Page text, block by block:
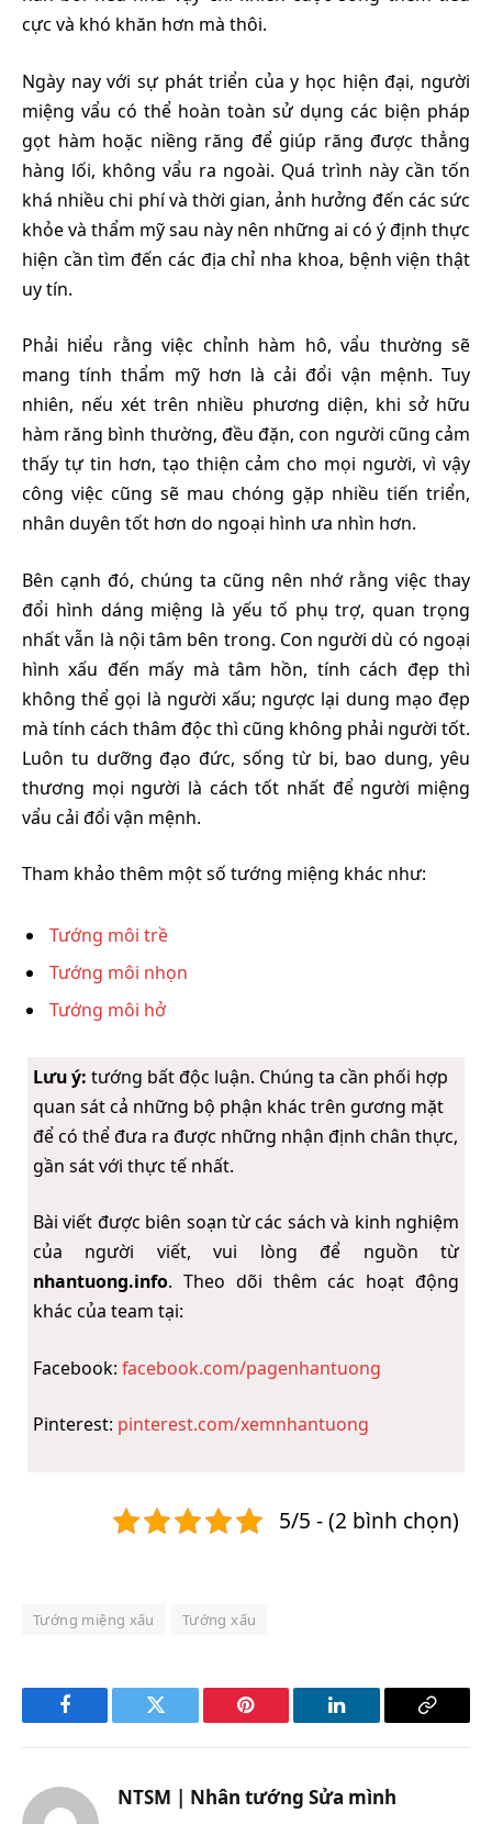
cực và khó khăn hơn mà thôi.
Ngày nay với sự phát triển của y học hiện đại, người
miệng vẩu có thể hoàn toàn sử dụng các biện pháp
gọt hàm hoặc niềng răng để giúp răng được thẳng
hàng lối, không vẩu ra ngoài. Quá trình này cần tốn
khá nhiều chi phí và thời gian, ảnh hưởng đến các sức
khỏe và thẩm mỹ sau này nên những ai có ý định thực
hiện cần tìm đến các địa chỉ nha khoa, bệnh viện thật
uy tín.
Phải hiểu rằng việc chỉnh hàm hô, vẩu thường sẽ
mang tính thẩm mỹ hơn là cải đổi vận mệnh. Tuy
nhiên, nếu xét trên nhiều phương diện, khi sở hữu
hàm răng bình thường, đều đặn, con người cũng cảm
thấy tự tin hơn, tạo thiện cảm cho mọi người, vì vậy
công việc cũng sẽ mau chóng gặp nhiều tiến triển,
nhân duyên tốt hơn do ngoại hình ưa nhìn hơn.
Bên cạnh đó, chúng ta cũng nên nhớ rằng việc thay
đổi hình dáng miệng là yếu tố phụ trợ, quan trọng
nhất vẫn là nội tâm bên trong. Con người dù có ngoại
hình xấu đến mấy mà tâm hồn, tính cách đẹp thì
không thể gọi là người xấu; ngược lại dung mạo đẹp
mà tính cách thâm độc thì cũng không phải người tốt.
Luôn tu dưỡng đạo đức, sống từ bi, bao dung, yêu
thương mọi người là cách tốt nhất để người miệng
vẩu cải đổi vận mệnh.
Tham khảo thêm một số tướng miệng khác như:
Tướng môi trề
Tướng môi nhọn
Tướng môi hở
Lưu ý: tướng bất độc luận. Chúng ta cần phối hợp
quan sát cả những bộ phận khác trên gương mặt
để có thể đưa ra được những nhận định chân thực,
gần sát với thực tế nhất.
Bài viết được biên soạn từ các sách và kinh nghiệm
của người viết, vui lòng để nguồn từ
nhantuong.info. Theo dõi thêm các hoạt động
khác của team tại:
Facebook: facebook.com/pagenhantuong
Pinterest: pinterest.com/xemnhantuong
5/5 - (2 bình chọn)
Tướng miệng xấu Tướng xấu
Facebook Twitter Pinterest LinkedIn
Copy
NTSM | Nhân tướng Sửa mình